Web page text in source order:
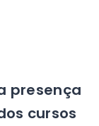
presença
cursos